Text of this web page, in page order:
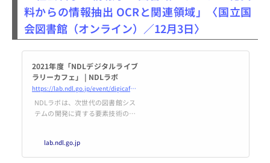
料からの情報抽出 OCRと関連領域」〈国立国
会図書館（オンライン）／12月3日〉
2021年度「NDLデジタルライブ
ラリーカフェ」 | NDLラボ
https://lab.ndl.go.jp/event/digicafe2021/
NDLラボは、次世代の図書館シス
テムの開発に資する要素技術の実
書館のサーバ環境や国立国会図書
館が持つデジタル化資料のデー
lab.ndl.go.jp